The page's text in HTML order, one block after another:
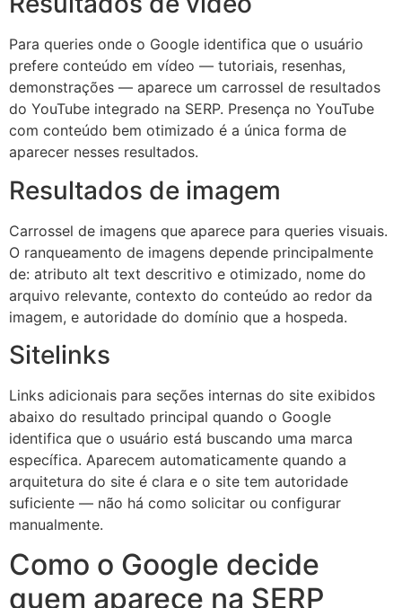
Para queries onde o Google identifica que o usuário
prefere conteúdo em vídeo — tutoriais, resenhas,
demonstrações — aparece um carrossel de resultados
do YouTube integrado na SERP. Presença no YouTube
com conteúdo bem otimizado é a única forma de
aparecer nesses resultados.
Resultados de imagem
Carrossel de imagens que aparece para queries visuais.
O ranqueamento de imagens depende principalmente
de: atributo alt text descritivo e otimizado, nome do
arquivo relevante, contexto do conteúdo ao redor da
imagem, e autoridade do domínio que a hospeda.
Sitelinks
Links adicionais para seções internas do site exibidos
abaixo do resultado principal quando o Google
identifica que o usuário está buscando uma marca
específica. Aparecem automaticamente quando a
arquitetura do site é clara e o site tem autoridade
suficiente — não há como solicitar ou configurar
manualmente.
Como o Google decide
quem aparece na SERP